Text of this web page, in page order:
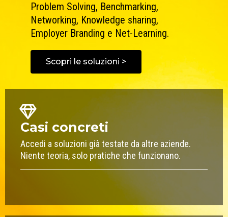
Problem Solving, Benchmarking,
Networking, Knowledge sharing,
Employer Branding e Net-Learning.
Scopri le soluzioni >
Casi concreti
Accedi a soluzioni già testate da altre aziende.
Niente teoria, solo pratiche che funzionano.